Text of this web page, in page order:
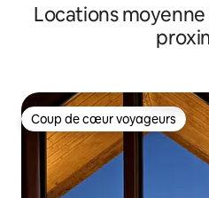
Locations
Coup de cœur voyageurs
Coup de cœur voyageurs